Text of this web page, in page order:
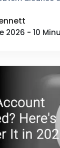
2026 - 10